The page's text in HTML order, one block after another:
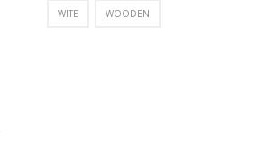
WITE WOODEN